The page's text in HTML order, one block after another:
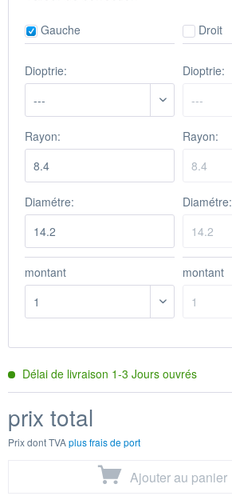
Gauche
Dioptrie:
Rayon:
Diamétre:
montant
Droit
Dioptrie:
Rayon:
Diamétre:
montant
Délai de livraison 1-3 Jours ouvrés
prix total
Prix dont TVAplus frais de port
Ajouter au panier